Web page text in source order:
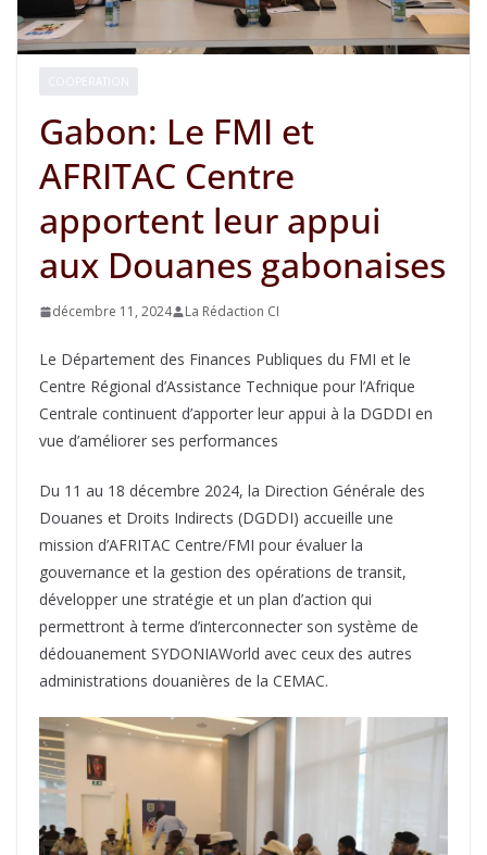
Gabon: Le FMI et
AFRITAC Centre
apportent leur appui
aux Douanes gabonaises
décembre 11, 2024 La Rédaction CI
Le Département des Finances Publiques du FMI et le
Centre Régional d’Assistance Technique pour l’Afrique
Centrale continuent d’apporter leur appui à la DGDDI en
vue d’améliorer ses performances
Du 11 au 18 décembre 2024, la Direction Générale des
Douanes et Droits Indirects (DGDDI) accueille une
mission d’AFRITAC Centre/FMI pour évaluer la
gouvernance et la gestion des opérations de transit,
développer une stratégie et un plan d’action qui
permettront à terme d’interconnecter son système de
dédouanement SYDONIAWorld avec ceux des autres
administrations douanières de la CEMAC.